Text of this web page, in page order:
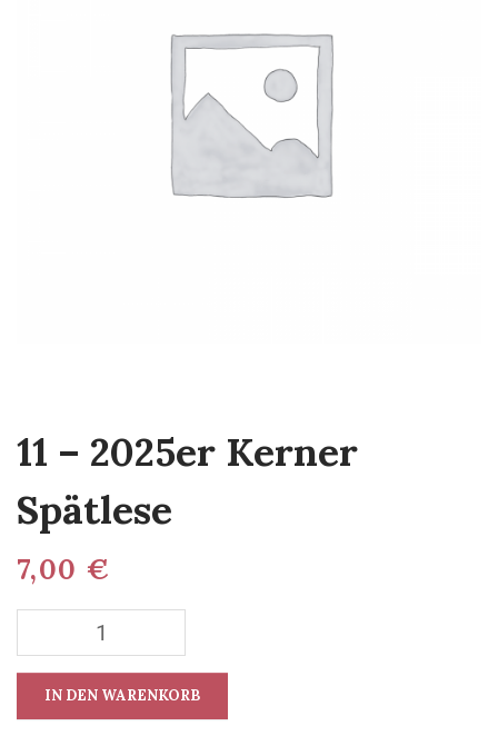
11 – 2025er Kerner
Spätlese
7,00 €
IN DEN WARENKORB